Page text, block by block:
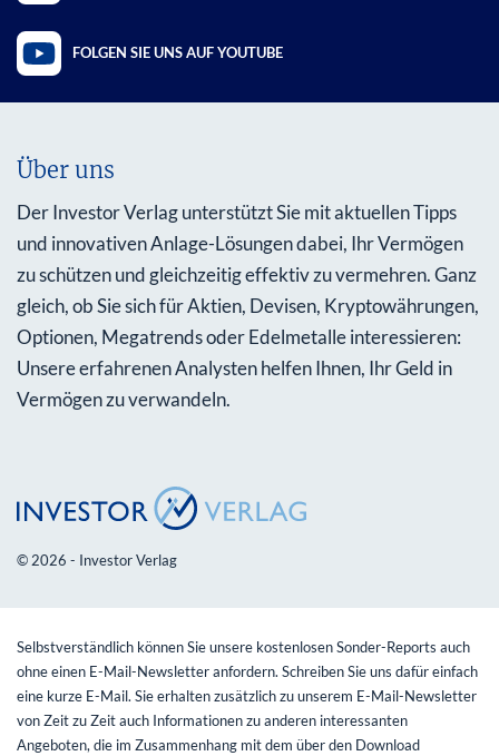
FOLGEN SIE UNS AUF YOUTUBE
Über uns
Der Investor Verlag unterstützt Sie mit aktuellen Tipps
und innovativen Anlage-Lösungen dabei, Ihr Vermögen
zu schützen und gleichzeitig effektiv zu vermehren. Ganz
gleich, ob Sie sich für Aktien, Devisen, Kryptowährungen,
Optionen, Megatrends oder Edelmetalle interessieren:
Unsere erfahrenen Analysten helfen Ihnen, Ihr Geld in
Vermögen zu verwandeln.
© 2026 - Investor Verlag
Selbstverständlich können Sie unsere kostenlosen Sonder-Reports auch
ohne einen E-Mail-Newsletter anfordern. Schreiben Sie uns dafür einfach
eine kurze E-Mail. Sie erhalten zusätzlich zu unserem E-Mail-Newsletter
von Zeit zu Zeit auch Informationen zu anderen interessanten
Angeboten, die im Zusammenhang mit dem über den Download